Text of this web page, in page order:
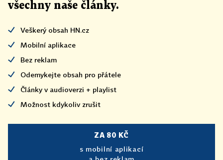
všechny naše články.
Veškerý obsah HN.cz
Mobilní aplikace
Bez reklam
Odemykejte obsah pro přátele
Články v audioverzi + playlist
Možnost kdykoliv zrušit
ZA 80 KČ
s mobilní aplikací